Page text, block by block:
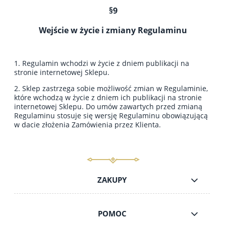
§9
Wejście w życie i zmiany Regulaminu
1. Regulamin wchodzi w życie z dniem publikacji na
stronie internetowej Sklepu.
2. Sklep zastrzega sobie możliwość zmian w Regulaminie,
które wchodzą w życie z dniem ich publikacji na stronie
internetowej Sklepu. Do umów zawartych przed zmianą
Regulaminu stosuje się wersję Regulaminu obowiązującą
w dacie złożenia Zamówienia przez Klienta.
ZAKUPY
POMOC